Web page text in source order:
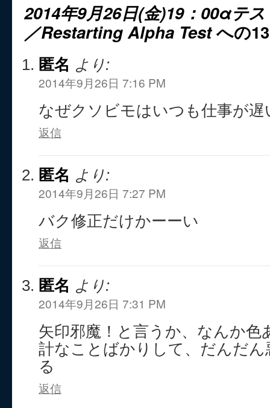
2014年9月26日(金)19：00αテ
／Restarting Alpha Testへの
匿名 より:
2014年9月26日 7:16 PM
なぜクソビモはいつも仕事が遅
返信
匿名 より:
2014年9月26日 7:27 PM
バク修正だけかーーい
返信
匿名 より:
2014年9月26日 7:31 PM
矢印邪魔！と言うか、なんか色
計なことばかりして、だんだ
る
返信